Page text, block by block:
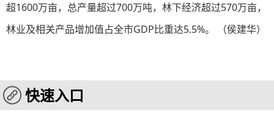
超1600万亩，总产量超过700万吨，林下经济超过570万亩，
林业及相关产品增加值占全市GDP比重达5.5%。 （侯建华）
快速入口